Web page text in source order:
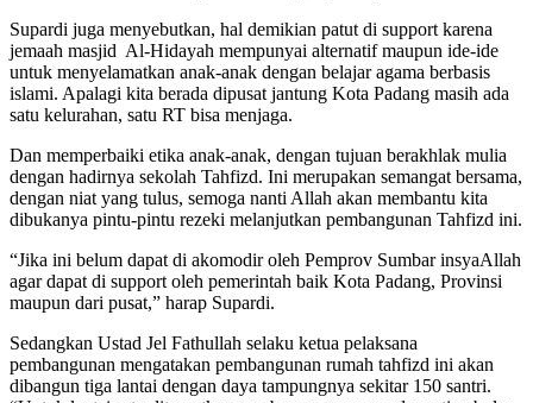
Supardi juga menyebutkan, hal demikian patut di support karena
jemaah masjid Al-Hidayah mempunyai alternatif maupun ide-ide
untuk menyelamatkan anak-anak dengan belajar agama berbasis
islami. Apalagi kita berada dipusat jantung Kota Padang masih ada
satu kelurahan, satu RT bisa menjaga.
Dan memperbaiki etika anak-anak, dengan tujuan berakhlak mulia
dengan hadirnya sekolah Tahfizd. Ini merupakan semangat bersama,
dengan niat yang tulus, semoga nanti Allah akan membantu kita
dibukanya pintu-pintu rezeki melanjutkan pembangunan Tahfizd ini.
“Jika ini belum dapat di akomodir oleh Pemprov Sumbar insyaAllah
agar dapat di support oleh pemerintah baik Kota Padang, Provinsi
maupun dari pusat,” harap Supardi.
Sedangkan Ustad Jel Fathullah selaku ketua pelaksana
pembangunan mengatakan pembangunan rumah tahfizd ini akan
dibangun tiga lantai dengan daya tampungnya sekitar 150 santri.